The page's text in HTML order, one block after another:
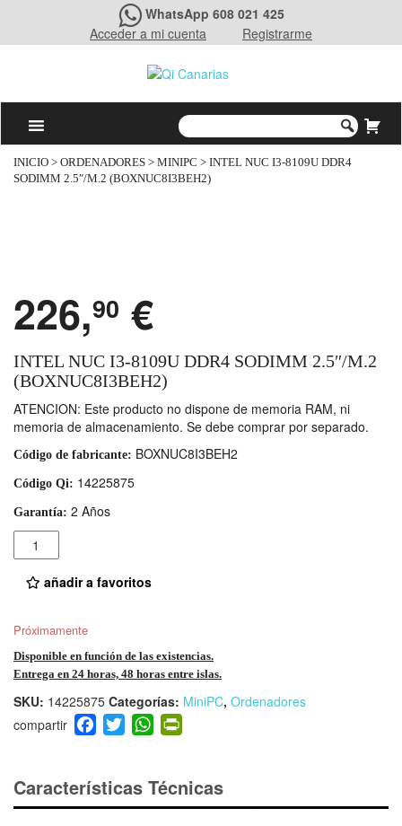
WhatsApp 608 021 425
Acceder a mi cuenta
Registrarme
INICIO > ORDENADORES > MINIPC > INTEL NUC I3-8109U DDR4
SODIMM 2.5″/M.2 (BOXNUC8I3BEH2)
226,90 €
INTEL NUC I3-8109U DDR4 SODIMM 2.5″/M.2
(BOXNUC8I3BEH2)
ATENCION: Este producto no dispone de memoria RAM, ni
memoria de almacenamiento. Se debe comprar por separado.
Código de fabricante: BOXNUC8I3BEH2
Código Qi: 14225875
Garantía: 2 Años
Cantidad
añadir a favoritos
Próximamente
Disponible en función de las existencias.
Entrega en 24 horas, 48 horas entre islas.
SKU: 14225875 Categorías: MiniPC, Ordenadores
F
a
e
b
T
wi
er
W
h
s
A
ri
e
Características Técnicas